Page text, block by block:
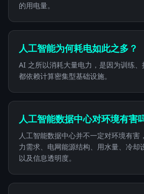
的用电量。
人工智能为何耗电如此之多？
AI 之所以消耗大量电力，是因为训练
都依赖计算密集型基础设施。
人工智能数据中心对环境有害
人工智能数据中心并不一定对环境有害
力需求、电网能源结构、用水量、冷却
以及信息透明度。